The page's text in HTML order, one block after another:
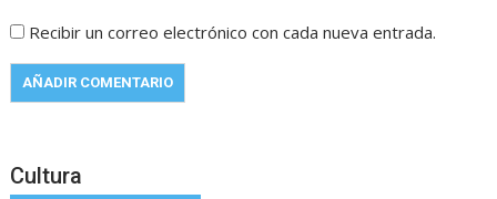
Recibir un correo electrónico con cada nueva entrada.
Cultura